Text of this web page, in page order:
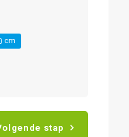
cm
stap